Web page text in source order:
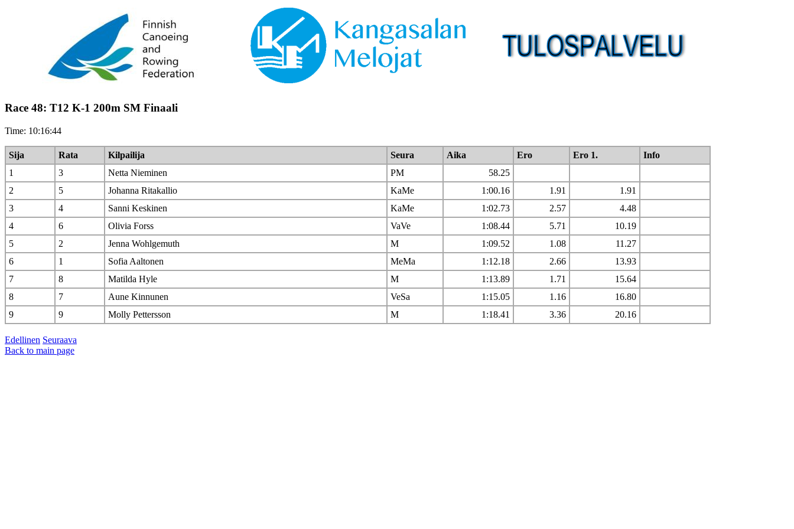
Race 48: T12 K-1 200m SM Finaali
Time: 10:16:44
Sija Rata Kilpailija Seura Aika Ero Ero 1.
Info
1
3 Netta Nieminen PM
58.25
2
5 Johanna Ritakallio KaMe 1:00.16 1.91
1.91
3
4 Sanni Keskinen KaMe 1:02.73 2.57
4.48
4
6 Olivia Forss VaVe 1:08.44 5.71
10.19
5
2 Jenna Wohlgemuth M 1:09.52 1.08
11.27
6
1 Sofia Aaltonen MeMa 1:12.18 2.66
13.93
7
8 Matilda Hyle M 1:13.89 1.71
15.64
8
7 Aune Kinnunen VeSa 1:15.05 1.16
16.80
9
9 Molly Pettersson M 1:18.41 3.36 20.16
Edellinen Seuraava
Back to main page